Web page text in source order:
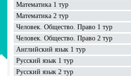
Математика 1 тур
Математика 2 тур
Человек. Общество. Право 1 тур
Человек. Общество. Право 2 тур
Английский язык 1 тур
Русский язык 1 тур
Русский язык 2 тур